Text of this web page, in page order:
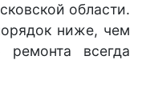
области.
ниже, чем
ремонта всегда